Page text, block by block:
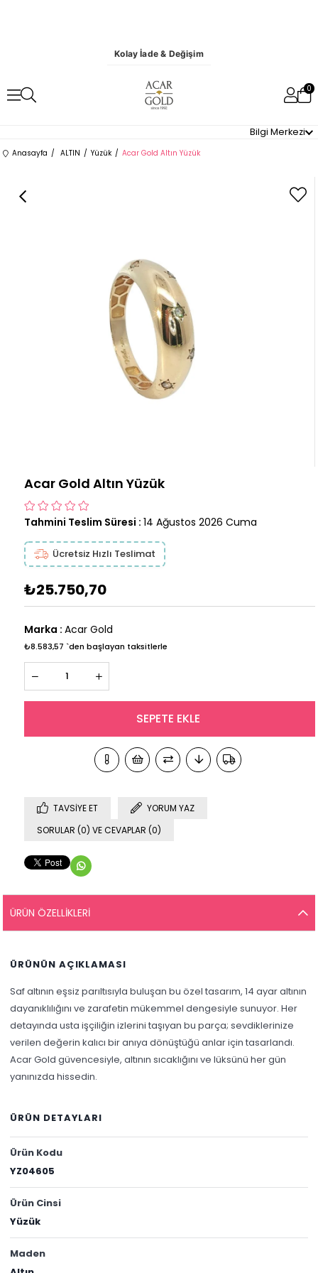
Kolay İade & Değişim
0
Bilgi Merkezi
Anasayfa ALTIN Yüzük Acar Gold Altın Yüzük
Acar Gold Altın Yüzük
Tahmini Teslim Süresi : 14 Ağustos 2026 Cuma
Ücretsiz Hızlı Teslimat
₺25.750,70
Marka : Acar Gold
₺8.583,57 `den başlayan taksitlerle
TAVSIYE ET
YORUM YAZ
SORULAR (0) VE CEVAPLAR (0)
ÜRÜN ÖZELLIKLERI
ÜRÜNÜN AÇIKLAMASI
Saf altının eşsiz parıltısıyla buluşan bu özel tasarım, 14 ayar altının
dayanıklılığını ve zarafetin mükemmel dengesiyle sunuyor. Her
detayında usta işçiliğin izlerini taşıyan bu parça; sevdiklerinize
verilen değerin kalıcı bir anıya dönüştüğü anlar için tasarlandı.
Acar Gold güvencesiyle, altının sıcaklığını ve lüksünü her gün
yanınızda hissedin.
ÜRÜN DETAYLARI
Ürün Kodu
YZ04605
Ürün Cinsi
Yüzük
Maden